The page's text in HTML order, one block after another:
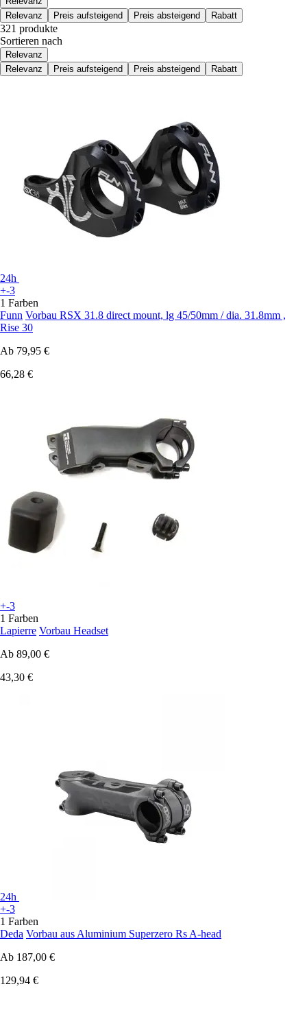
Relevanz
Preis aufsteigend Preis absteigend Rabatt
321 produkte
Sortieren nach
Relevanz
Relevanz
Preis aufsteigend Preis absteigend Rabatt
24h
+-3
1 Farben
Funn Vorbau RSX 31.8 direct mount, lg 45/50mm / dia. 31.8mm ,
Rise 30
Ab 79,95 €
66,28 €
+-3
1 Farben
Lapierre Vorbau Headset
Ab 89,00 €
43,30 €
24h
+-3
1 Farben
Deda Vorbau aus Aluminium Superzero Rs A-head
Ab 187,00 €
129,94 €